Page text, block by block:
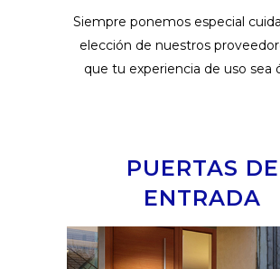
Siempre ponemos especial
elección de nuestros
que tu experiencia de uso sea
PUERTAS DE
ENTRADA